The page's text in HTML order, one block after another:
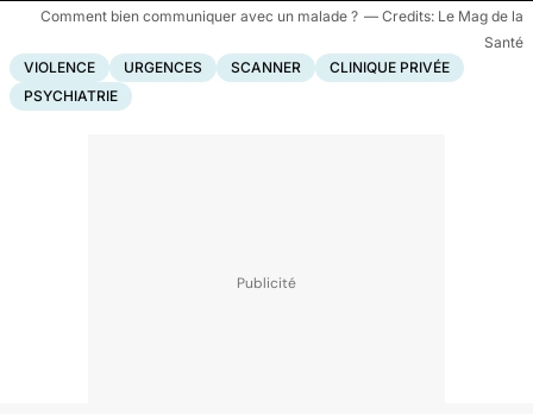
Comment bien communiquer avec un malade ?
Le Mag de la
Santé
VIOLENCE
URGENCES SCANNER
CLINIQUE PRIVÉE
PSYCHIATRIE